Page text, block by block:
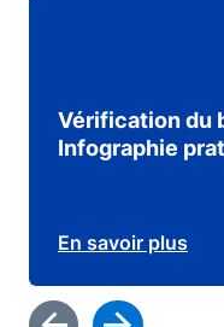
Vérification du
Infographie
En savoir plus